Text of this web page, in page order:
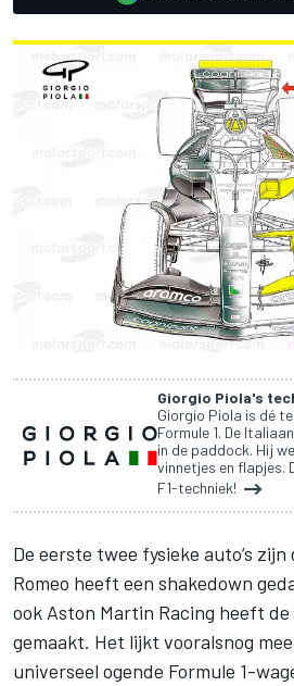
Giorgio Piola's
Giorgio Piola is dé
Formule 1. De
in de paddock. Hij
vinnetjes en flapjes.
F1-techniek!
De eerste twee fysieke auto’s
Romeo heeft een shakedown
ook Aston Martin Racing heeft de
gemaakt. Het lijkt vooralsnog
universeel ogende Formule 1-